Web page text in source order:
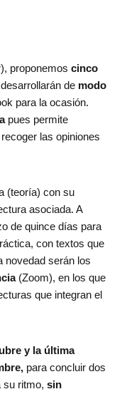
proponemos cinco
de modo
para la ocasión.
pues permite
las opiniones
(teoría) con su
asociada. A
de quince días para
con textos que
novedad serán los
(Zoom), en los que
que integran el
y la última
para concluir dos
su ritmo, sin